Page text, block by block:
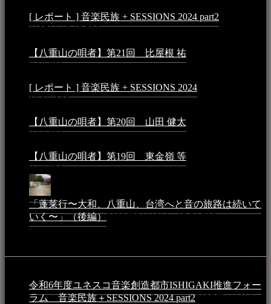
[ レポート ] 音楽民族 + SESSIONS 2024 part2
月25日 - 9:13 PM
【八重山の唄者】第21回 比屋根 祐
8:59 PM
[ レポート ] 音楽民族 + SESSIONS 2024
10:16 AM
【八重山の唄者】第20回 山田 健太
3:54 PM
【八重山の唄者】第19回 東金嶺 等
9:52 PM
「蓬莱行〜大和、八重山、台湾へと音の旅路は続いて
いく〜」（後編）2023年3月18日 - 12:31 PM
令和6年度ユネスコ音楽創造都市ISHIGAKI推進フォー
ラム 音楽民族＋SESSIONS 2024 part22025年1月1日 -